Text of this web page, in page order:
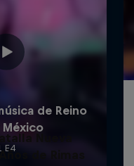
Nueva
de Rimas